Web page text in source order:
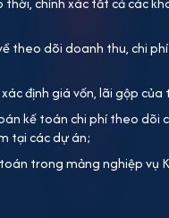
theo dõi doanh thu, chi
định giá vốn, lãi gộp
kế toán chi phí theo
tại các dự án;
trong mảng nghiệp vụ